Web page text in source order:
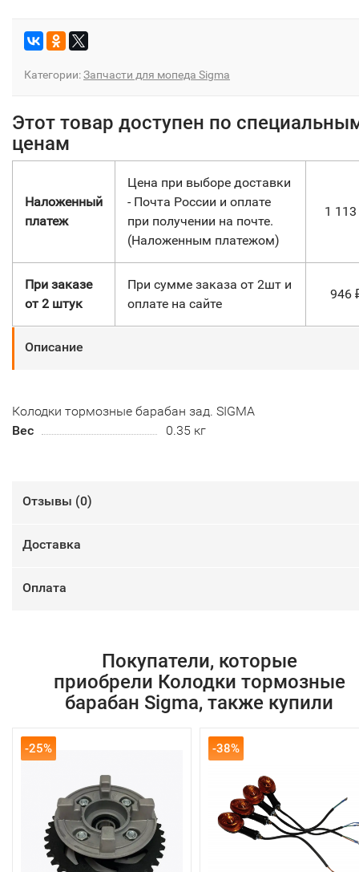
Категории:Запчасти для мопеда Sigma
Этот товар доступен по
ценам
Наложенный
платеж
Цена при выборе доставки
- Почта России и оплате
при получении на почте.
(Наложенным платежом)
1 113
При заказе
от 2 штук
При сумме заказа от 2шт и
оплате на сайте
946
Описание
Колодки тормозные барабан зад. SIGMA
Вес
0.35 кг
Отзывы (0)
Доставка
Оплата
Покупатели, которые
приобрели Колодки тормозные
барабан Sigma, также купили
-25% -38%